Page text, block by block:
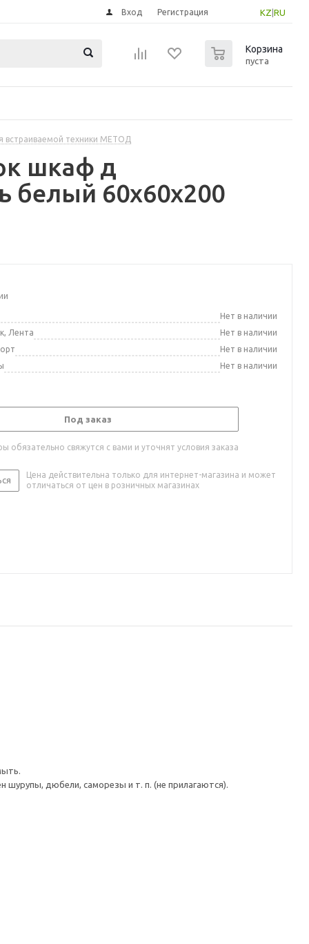
KZ RU
Вход Регистрация
Корзина
пуста
встраиваемой техники МЕТОД
шкаф д
белый 60x60x200
Нет в наличии
Лента
Нет в наличии
Нет в наличии
Нет в наличии
Под заказ
обязательно свяжутся с вами и уточнят условия заказа
Цена действительна только для интернет-магазина и может
отличаться от цен в розничных магазинах
дюбели, саморезы и т. п. (не прилагаются).